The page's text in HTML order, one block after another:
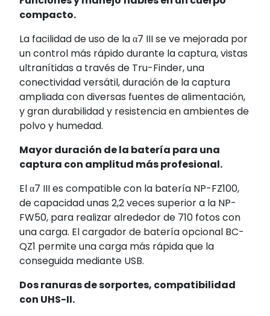
compacto.
La facilidad de uso de la α7 III se ve mejorada por
un control más rápido durante la captura, vistas
ultranítidas a través de Tru-Finder, una
conectividad versátil, duración de la captura
ampliada con diversas fuentes de alimentación,
y gran durabilidad y resistencia en ambientes de
polvo y humedad.
Mayor duración de la batería para una
captura con amplitud más profesional.
El α7 III es compatible con la batería NP-FZ100,
de capacidad unas 2,2 veces superior a la NP-
FW50, para realizar alrededor de 710 fotos con
una carga. El cargador de batería opcional BC-
QZ1 permite una carga más rápida que la
conseguida mediante USB.
Dos ranuras de sorportes, compatibilidad
con UHS-II.